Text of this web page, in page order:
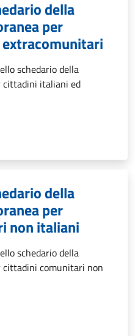
della
per
schedario della
cittadini italiani ed
della
per
non italiani
schedario della
cittadini comunitari non